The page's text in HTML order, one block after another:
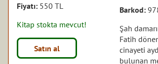
Fiyatı: 550 TL
Kitap stokta mevcut!
Satın al
Barkod:
Şah
Fatih
cinayeti
bulunan